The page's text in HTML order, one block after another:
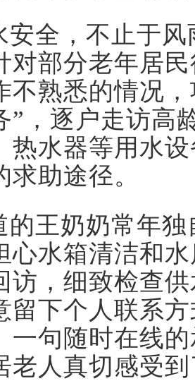
安全，不止于
对部分老年居
不熟悉的情况
”，逐户走访高
热水器等用水
助途径。
的王奶奶常年
心水箱清洁和
访，细致检查
留下个人联系
一句随时在线
老人真切感受